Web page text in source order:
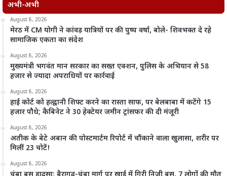
अभी-अभी
August 8, 2026
मेरठ में CM योगी ने कांवड़ यात्रियों पर की पुष्प वर्षा, बोले- शिवभक्त दे रहे
सामाजिक एकता का संदेश
August 8, 2026
मुख्यमंत्री भगवंत मान सरकार का सख्त एक्शन, पुलिस के अभियान से 58
हजार से ज्यादा अपराधियों पर कार्रवाई
August 8, 2026
हाई कोर्ट को हल्द्वानी शिफ्ट करने का रास्ता साफ, पर बेलबाबा में कटेंगे 15
हजार पौधे; कैबिनेट ने 30 हेक्टेयर जमीन ट्रांसफर की दी मंजूरी
August 8, 2026
अतीक के बेटे अबान की पोस्टमार्टम रिपोर्ट में चौंकाने वाला खुलासा, शरीर पर
मिलीं 23 चोटें!
August 8, 2026